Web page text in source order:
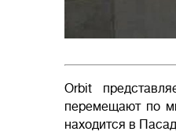
Orbit
перемещают по
находится в